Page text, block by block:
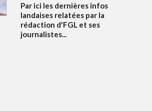
Par ici les dernières infos
landaises relatées par la
rédaction d'FGL et ses
journalistes...